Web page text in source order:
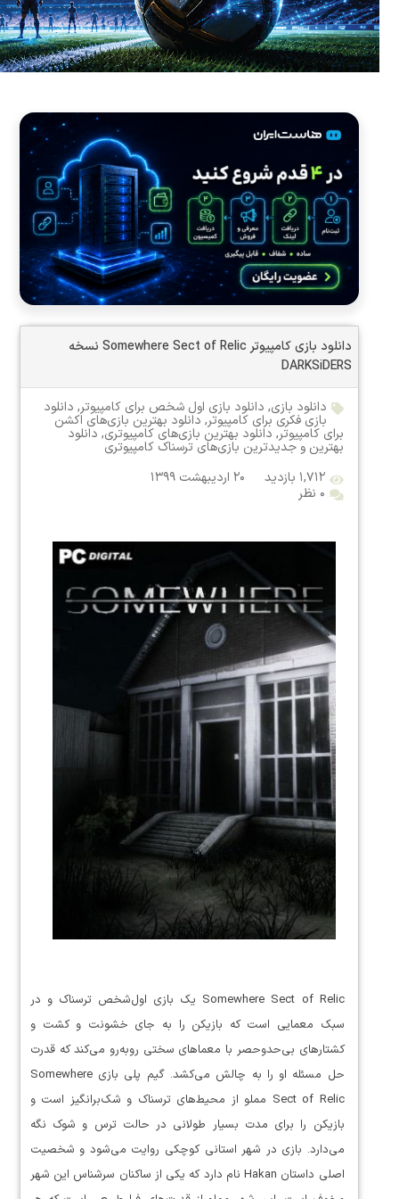
دانلود بازی کامپیوتر Somewhere Sect of Relic نسخه
DARKSiDERS
دانلود بازی, دانلود بازی اول شخص برای کامپیوتر, دانلود
بازی فکری برای کامپیوتر, دانلود بهترین بازی‌های اکشن
برای کامپیوتر, دانلود بهترین بازی‌های کامپیوتری, دانلود
بهترین و جدیدترین بازی‌های ترسناک کامپیوتری
۱,۷۱۲ بازدید
۲۰ اردیبهشت ۱۳۹۹
۰ نظر
Somewhere Sect of Relic یک بازی اول‌شخص ترسناک و در
سبک معمایی است که بازیکن را به جای خشونت و کشت و
کشتارهای بی‌حدوحصر با معماهای سختی روبه‌رو می‌کند که قدرت
حل مسئله او را به چالش می‌کشد. گیم پلی بازی Somewhere
Sect of Relic مملو از محیط‌های ترسناک و شک‌برانگیز است و
بازیکن را برای مدت بسیار طولانی در حالت ترس و شوک نگه
می‌دارد. بازی در شهر استانی کوچکی روایت می‌شود و شخصیت
اصلی داستان Hakan نام دارد که یکی از ساکنان سرشناس این شهر